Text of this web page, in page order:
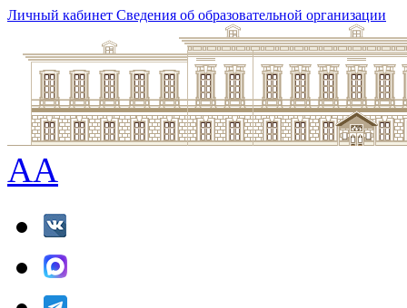
Личный кабинет Сведения об образовательной организации
AA